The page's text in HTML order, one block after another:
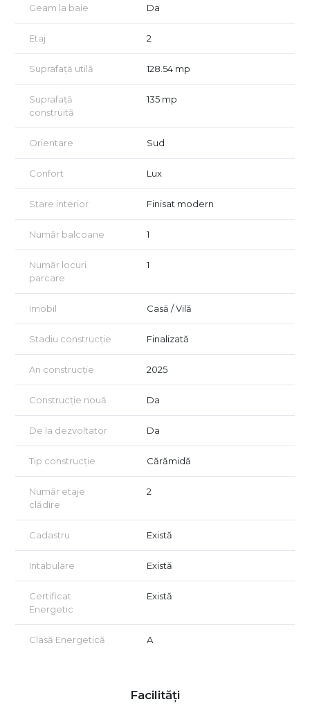
- Casa scării placată cu granit
Locatie: DaVinci Homes, zona De Vest Sibiu - Cristian.
Comision 0 la achiziționare.
Geam la baie Da
Etaj 2
Suprafață utilă 128.54 mp
Suprafață
construită
135 mp
Orientare Sud
Confort Lux
Stare interior Finisat modern
Număr balcoane 1
Număr locuri
parcare
1
Imobil Casă / Vilă
Stadiu construcție Finalizată
An construcție 2025
Construcție nouă Da
De la dezvoltator Da
Tip construcție Cărămidă
Număr etaje
clădire
2
Cadastru Există
Intabulare Există
Certificat
Energetic
Există
Clasă Energetică A
Facilități